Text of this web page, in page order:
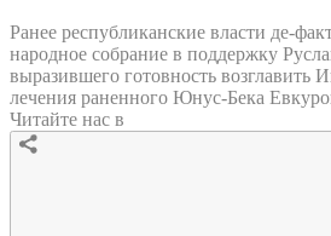
Ранее республиканские власти де-
народное собрание в поддержку
выразившего готовность возглавить
лечения раненного Юнус-Бека
Читайте нас в